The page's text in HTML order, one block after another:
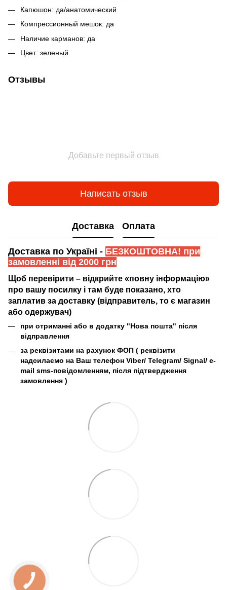
Капюшон: да/анатомический
Компрессионный мешок: да
Наличие карманов: да
Цвет: зеленый
Отзывы
Добавьте первый отзыв
Написать отзыв
Доставка Оплата
Доставка по Україні - БЕЗКОШТОВНА! при
замовленні від 2000 грн
Щоб перевірити – відкрийте «повну інформацію»
про вашу посилку і там буде показано, хто
заплатив за доставку (відправитель, то є магазин
або одержувач)
при отриманні або в додатку "Нова пошта" після
відправлення
за реквізитами на рахунок ФОП ( реквізити
надсилаємо на Ваш телефон Viber/ Telegram/ Signal/ e-
mail sms-повідомленням, після підтвердження
замовлення )